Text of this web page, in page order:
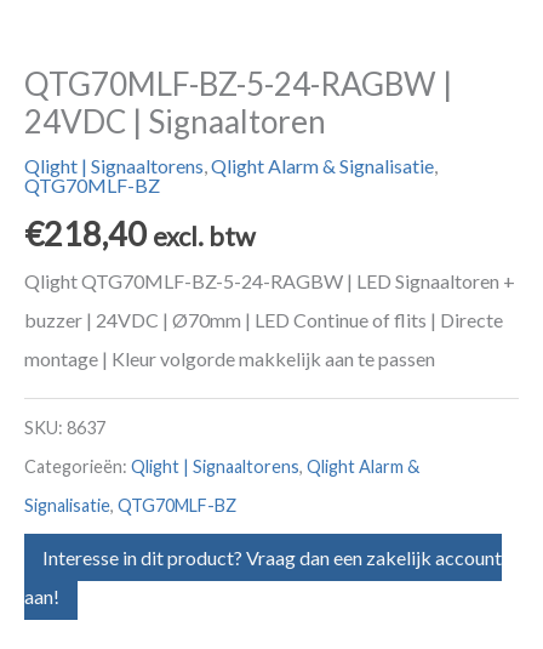
QTG70MLF-BZ-5-24-RAGBW |
24VDC | Signaaltoren
Qlight | Signaaltorens,Qlight Alarm & Signalisatie,
QTG70MLF-BZ
€218,40 excl. btw
Qlight QTG70MLF-BZ-5-24-RAGBW | LED Signaaltoren +
buzzer | 24VDC | Ø70mm | LED Continue of flits | Directe
montage | Kleur volgorde makkelijk aan te passen
SKU: 8637
Categorieën: Qlight | Signaaltorens, Qlight Alarm &
Signalisatie, QTG70MLF-BZ
Interesse in dit product? Vraag dan een zakelijk account
aan!